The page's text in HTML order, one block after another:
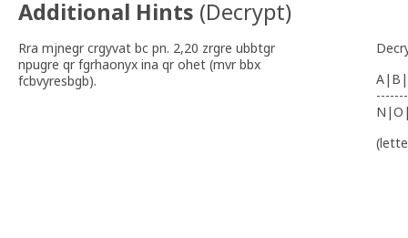
Additional Hints (Decrypt)
Rra mjnegr crgyvat bc pn. 2,20 zrgre ubbtgr
npugre qr fgrhaonyx ina qr ohet (mvr bbx
fcbvyresbgb).